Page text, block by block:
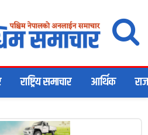
राष्ट्रिय समाचार आर्थिक